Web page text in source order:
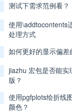
测试下需求范例看？
使用\addtocontents
处理方式
如何更好的显示偏差
jiazhu 宏包是否能
版？
使用pgfplots绘折线
颜色？